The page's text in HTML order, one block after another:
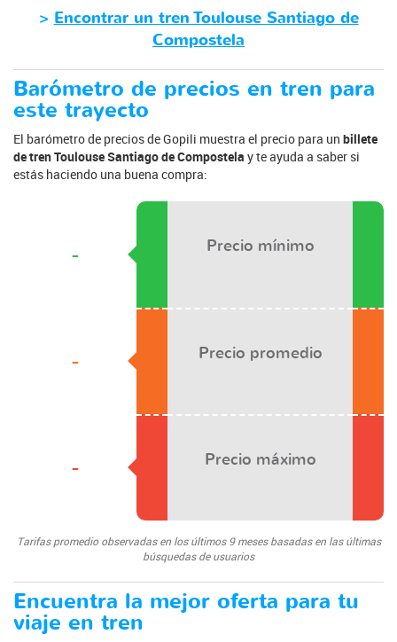
>Encontrar un tren Toulouse Santiago de
Compostela
Barómetro de precios en tren para
este trayecto
El barómetro de precios de Gopili muestra el precio para un billete
de tren Toulouse Santiago de Compostela y te ayuda a saber si
estás haciendo una buena compra:
-
-
-
Precio mínimo
Precio promedio
Precio máximo
Tarifas promedio observadas en los últimos 9 meses basadas en las últimas
búsquedas de usuarios
Encuentra la mejor oferta para tu
viaje en tren